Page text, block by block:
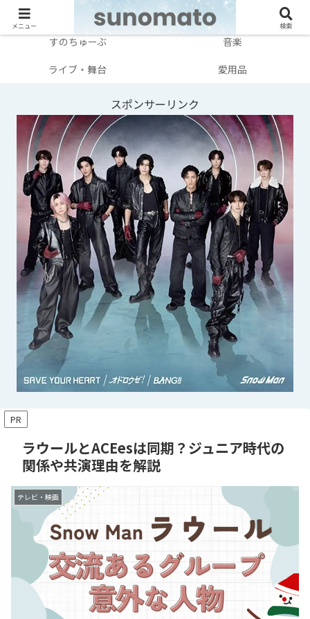
メンバー別
テレビ・映画
すのちゅーぶ
音楽
ライブ・舞台
愛用品
スポンサーリンク
PR
ラウールとACEesは同期？ジュニア時代の
関係や共演理由を解説
テレビ・映画
メニュー 検索